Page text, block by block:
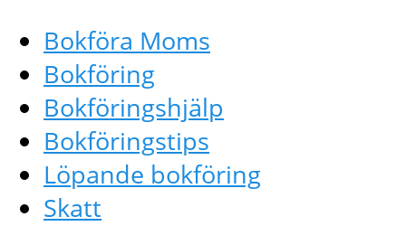
Bokföra Moms
Bokföring
Bokföringshjälp
Bokföringstips
Löpande bokföring
Skatt